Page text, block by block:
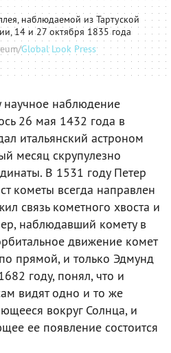
наблюдаемой из Тартуской
14 и 27 октября 1835 года
Global Look Press
наблюдение
26 мая 1432 года в
итальянский астроном
месяц скрупулезно
В 1531 году Петер
кометы всегда направлен
связь кометного хвоста и
наблюдавший комету в
движение комет
прямой, и только Эдмунд
году, понял, что и
видят одно и то же
вокруг Солнца, и
ее появление состоится